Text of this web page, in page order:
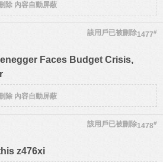
除 內容自動屏蔽
1477#
該用戶已被刪除
Faces Budget Crisis,
除 內容自動屏蔽
1478#
該用戶已被刪除
z476xi